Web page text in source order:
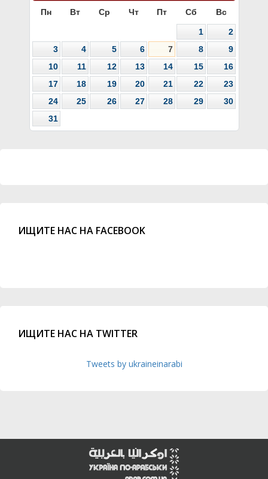
Пн Вт Ср Чт Пт Сб Вс
1
2
3
4 5 6 7 8
9
10
11 12 13 14 15
16
17
18 19 20 21 22
23
24
25 26 27 28 29
30
31
ИЩИТЕ НАС НА FACEBOOK
ИЩИТЕ НАС НА TWITTER
Tweets by ukraineinarabi